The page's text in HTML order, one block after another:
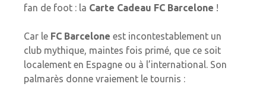
fan de foot : la Carte Cadeau FC Barcelone !
Car le FC Barcelone est incontestablement un
club mythique, maintes fois primé, que ce soit
localement en Espagne ou à l’international. Son
palmarès donne vraiement le tournis :